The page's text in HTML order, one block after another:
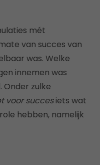
mét
van succes van
was. Welke
innemen was
Onder zulke
voor succesiets wat
hebben, namelijk